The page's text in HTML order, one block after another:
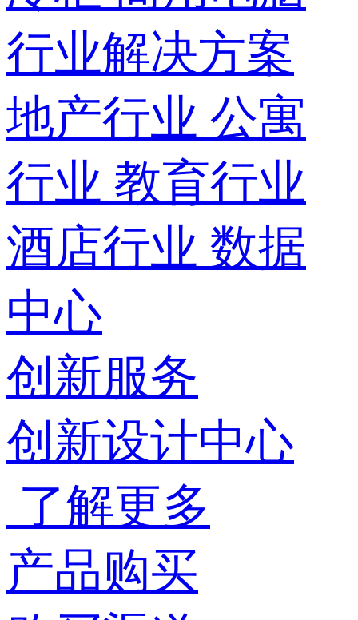
行业解决方案
地产行业 公寓
行业 教育行业
酒店行业 数据
中心
创新服务
创新设计中心
了解更多
产品购买